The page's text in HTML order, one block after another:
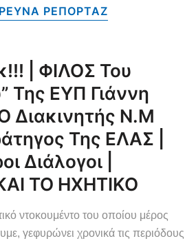
ΡΕΠΟΡΤΑΖ
| ΦΙΛΟΣ Του
Της ΕΥΠ Γιάννη
Διακινητής Ν.Μ
Της ΕΛΑΣ |
Διάλογοι |
ΤΟ ΗΧΗΤΙΚΟ
ντοκουμέντο του οποίου μέρος
γεφυρώνει χρονικά τις περιόδους